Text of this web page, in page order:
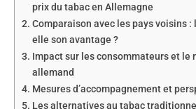
prix du tabac en Allemagne
Comparaison avec les pays voisins :
elle son avantage ?
Impact sur les consommateurs et le
allemand
Mesures d’accompagnement et
Les alternatives au tabac